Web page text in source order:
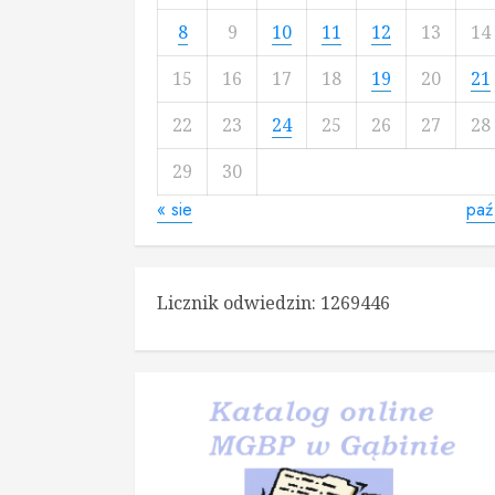
8 9 10 11 12 13
14
15
16 17 18 19 20
21
22
23 24 25 26 27
28
29
30
« sie
Licznik odwiedzin: 1269446